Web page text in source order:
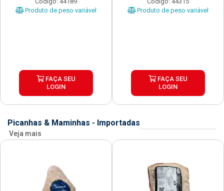
Produto de peso variável
FAÇA SEU
LOGIN
Produto de peso variável
FAÇA SEU
LOGIN
Picanhas & Maminhas - Importadas
Veja mais